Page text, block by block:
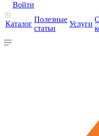
Войти
Каталог
Полезные
статьи
Услуги